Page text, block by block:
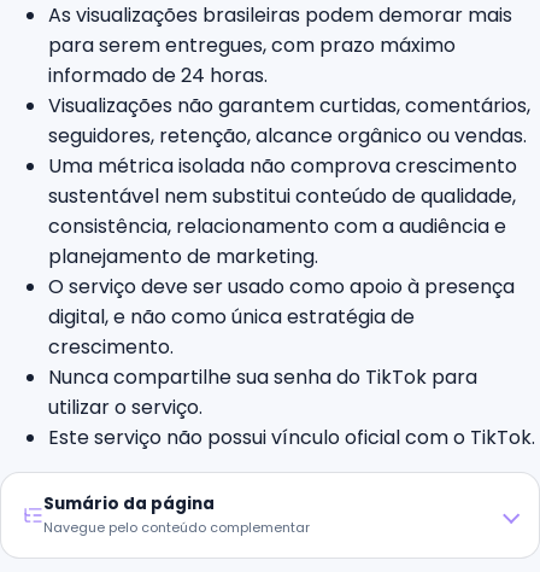
As visualizações brasileiras podem demorar mais
para serem entregues, com prazo máximo
informado de 24 horas.
Visualizações não garantem curtidas, comentários,
seguidores, retenção, alcance orgânico ou vendas.
Uma métrica isolada não comprova crescimento
sustentável nem substitui conteúdo de qualidade,
consistência, relacionamento com a audiência e
planejamento de marketing.
O serviço deve ser usado como apoio à presença
digital, e não como única estratégia de
crescimento.
Nunca compartilhe sua senha do TikTok para
utilizar o serviço.
Este serviço não possui vínculo oficial com o TikTok.
Sumário da página
Navegue pelo conteúdo complementar